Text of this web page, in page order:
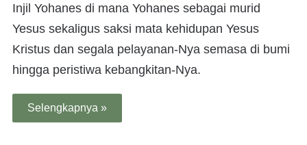
Injil Yohanes di mana Yohanes sebagai murid
Yesus sekaligus saksi mata kehidupan Yesus
Kristus dan segala pelayanan-Nya semasa di bumi
hingga peristiwa kebangkitan-Nya.
Selengkapnya »